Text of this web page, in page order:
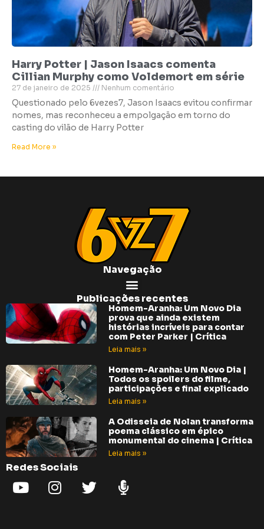
Harry Potter | Jason Isaacs comenta
Cillian Murphy como Voldemort em série
27 de janeiro de 2025 Nenhum comentário
Questionado pelo 6vezes7, Jason Isaacs evitou confirmar
nomes, mas reconheceu a empolgação em torno do
casting do vilão de Harry Potter
Read More »
Navegação
Publicações recentes
Homem-Aranha: Um Novo Dia
prova que ainda existem
histórias incríveis para contar
com Peter Parker | Crítica
Leia mais »
Homem-Aranha: Um Novo Dia |
Todos os spoilers do filme,
participações e final explicado
Leia mais »
A Odisseia de Nolan transforma
poema clássico em épico
monumental do cinema | Crítica
Leia mais »
Redes Sociais